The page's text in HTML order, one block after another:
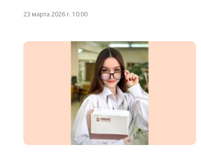
23 марта 2026 г. 10:00